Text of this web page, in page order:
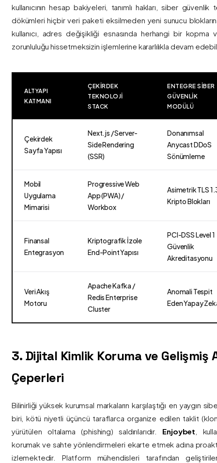
kullanıcının hesap bakiyeleri, tanımlı hakları, siber
dökümleri hiçbir veri paketi eksilmeden yeni sunucu
kullanıcı, adres değişikliği esnasında herhangi bir
zorunluluğu hissetmeksizin işlemlerine kararlılıkla devam
ALTYAPI
KATMANI
ÇEKIRDEK
TEKNOLOJI
STACK
ENTEGRE SIBER
GÜVENLIK
MODÜLÜ
Çekirdek
Sayfa Yapısı
Next.js / Server-
Side Rendering
(SSR)
Donanımsal
Anycast DDoS
Sönümleme
Mobil
Uygulama
Mimarisi
Progressive Web
App (PWA) /
Workbox
Asimetrik TLS
Kripto Blokları
Finansal
Entegrasyon
Kriptografik İzole
End-Point Yapısı
PCI-DSS Level 1
Güvenlik
Akreditasyonu
Veri Akış
Motoru
Apache Kafka /
Redis Enterprise
Cluster
Anomali Tespit
Eden Yapay
3. Dijital Kimlik Koruma ve Gelişmiş
Çeperleri
Bilinirliği yüksek kurumsal markaların karşılaştığı en yaygın
biri, kötü niyetli üçüncü taraflarca organize edilen taklit
yürütülen oltalama (phishing) saldırılarıdır. Enjoybet ,
korumak ve sahte yönlendirmeleri ekarte etmek adına
izlemektedir. Platform mühendisleri tarafından